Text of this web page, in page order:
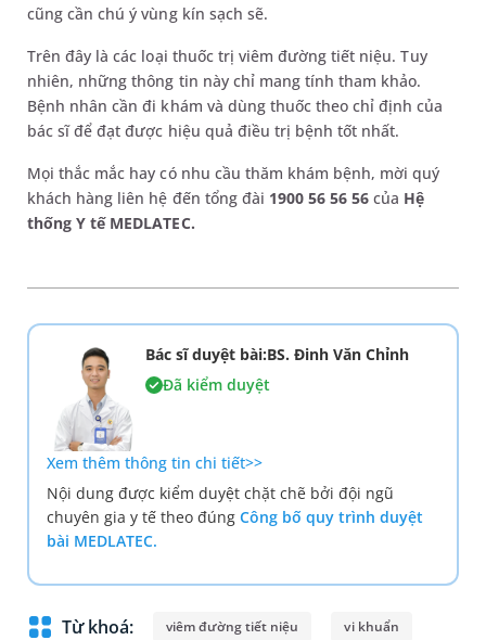
cũng cần chú ý vùng kín sạch sẽ.
Trên đây là các loại thuốc trị viêm đường tiết niệu. Tuy
nhiên, những thông tin này chỉ mang tính tham khảo.
Bệnh nhân cần đi khám và dùng thuốc theo chỉ định của
bác sĩ để đạt được hiệu quả điều trị bệnh tốt nhất.
Mọi thắc mắc hay có nhu cầu thăm khám bệnh, mời quý
khách hàng liên hệ đến tổng đài 1900 56 56 56của Hệ
thống Y tế MEDLATEC.
Bác sĩ duyệt bài:BS. Đinh Văn Chỉnh
Đã kiểm duyệt
Xem thêm thông tin chi tiết>>
Nội dung được kiểm duyệt chặt chẽ bởi đội ngũ
chuyên gia y tế theo đúng Công bố quy trình duyệt
bài MEDLATEC.
Từ khoá: viêm đường tiết niệu vi khuẩn